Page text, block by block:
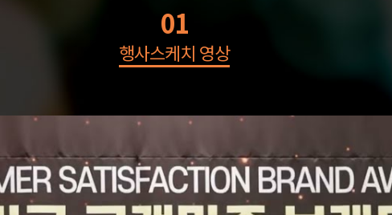
01
행사스케치 영상